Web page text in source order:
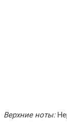
Верхние ноты: